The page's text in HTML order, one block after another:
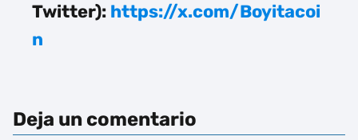
Twitter): https://x.com/Boyitacoi
n
Deja un comentario